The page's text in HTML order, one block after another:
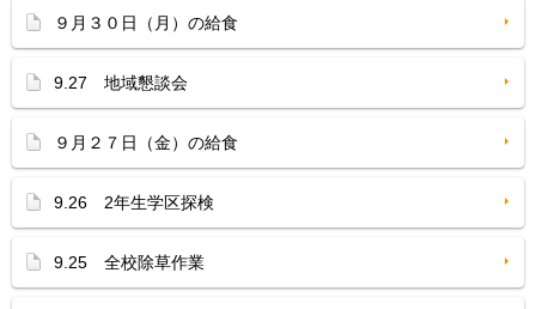
９月３０日（月）の給食
9.27 地域懇談会
９月２７日（金）の給食
9.26 2年生学区探検
9.25 全校除草作業